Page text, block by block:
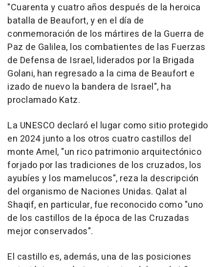
"Cuarenta y cuatro años después de la heroica
batalla de Beaufort, y en el día de
conmemoración de los mártires de la Guerra de
Paz de Galilea, los combatientes de las Fuerzas
de Defensa de Israel, liderados por la Brigada
Golani, han regresado a la cima de Beaufort e
izado de nuevo la bandera de Israel", ha
proclamado Katz.
La UNESCO declaró el lugar como sitio protegido
en 2024 junto a los otros cuatro castillos del
monte Amel, "un rico patrimonio arquitectónico
forjado por las tradiciones de los cruzados, los
ayubíes y los mamelucos", reza la descripción
del organismo de Naciones Unidas. Qalat al
Shaqif, en particular, fue reconocido como "uno
de los castillos de la época de las Cruzadas
mejor conservados".
El castillo es, además, una de las posiciones